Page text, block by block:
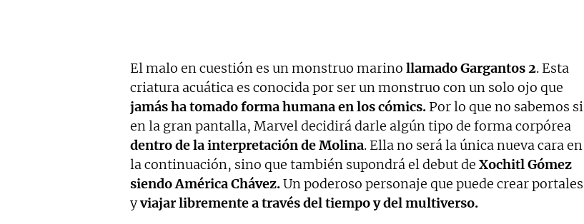
El malo en cuestión es un monstruo marino llamado Gargantos 2. Esta
criatura acuática es conocida por ser un monstruo con un solo ojo que
jamás ha tomado forma humana en los cómics. Por lo que no sabemos si
en la gran pantalla, Marvel decidirá darle algún tipo de forma corpórea
dentro de la interpretación de Molina. Ella no será la única nueva cara en
la continuación, sino que también supondrá el debut de Xochitl Gómez
siendo América Chávez.Un poderoso personaje que puede crear portales
yviajar libremente a través del tiempo y del multiverso.